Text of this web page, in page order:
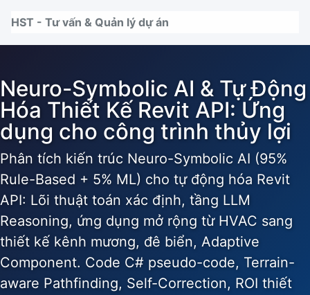
HST - Tư vấn & Quản lý dự án
Neuro-Symbolic AI & Tự Động
Hóa Thiết Kế Revit API: Ứng
dụng cho công trình thủy lợi
Phân tích kiến trúc Neuro-Symbolic AI (95%
Rule-Based + 5% ML) cho tự động hóa Revit
API: Lõi thuật toán xác định, tầng LLM
Reasoning, ứng dụng mở rộng từ HVAC sang
thiết kế kênh mương, đê biển, Adaptive
Component. Code C# pseudo-code, Terrain-
aware Pathfinding, Self-Correction, ROI thiết